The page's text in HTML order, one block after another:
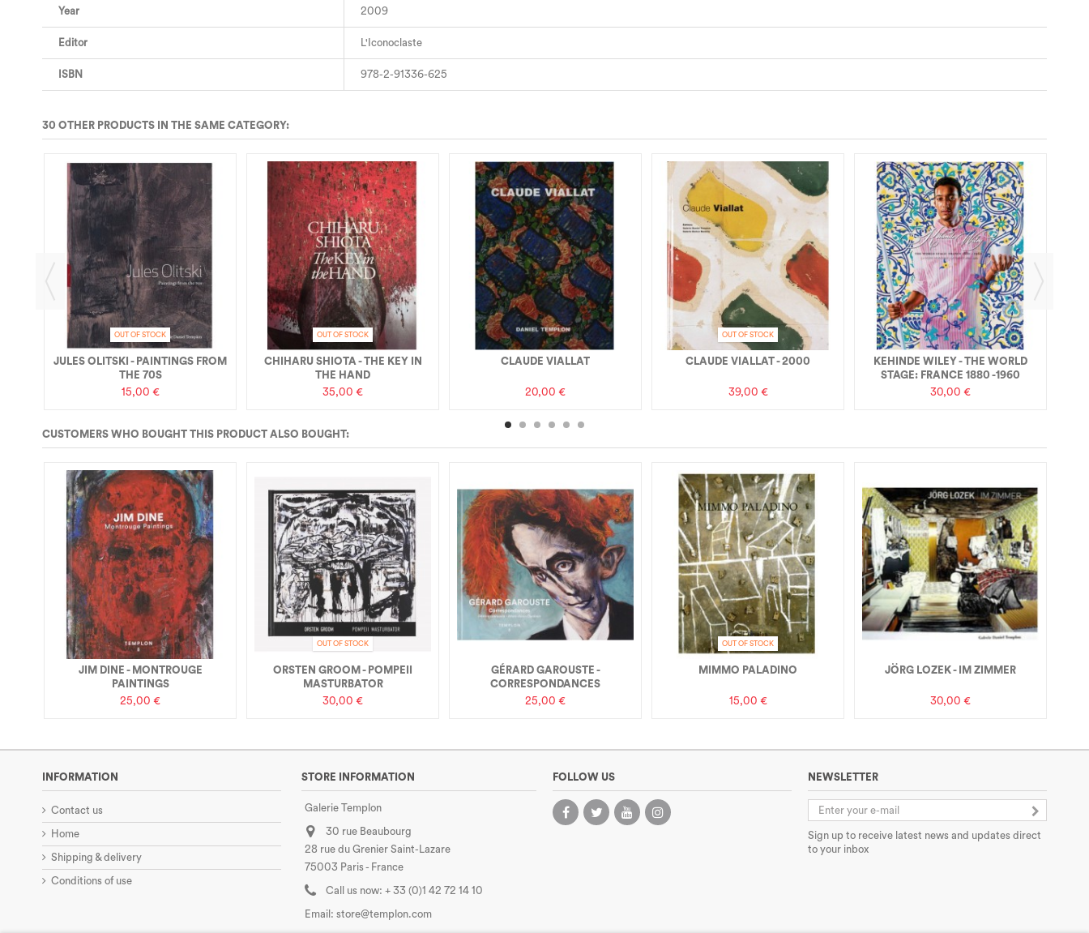
Year 2009
Editor L'Iconoclaste
ISBN 978-2-91336-625
30 OTHER PRODUCTS IN THE SAME CATEGORY:
OUT OF STOCK
JULES OLITSKI - PAINTINGS FROM
THE 70S
15,00 €
OUT OF STOCK
CHIHARU SHIOTA - THE KEY IN
THE HAND
35,00 €
CLAUDE VIALLAT
20,00 €
OUT OF STOCK
CLAUDE VIALLAT - 2000
39,00 €
KEHINDE WILEY - THE WORLD
STAGE: FRANCE 1880 -1960
30,00 €
CUSTOMERS WHO BOUGHT THIS PRODUCT ALSO BOUGHT:
JIM DINE - MONTROUGE
PAINTINGS
25,00 €
OUT OF STOCK
ORSTEN GROOM - POMPEII
MASTURBATOR
30,00 €
GÉRARD GAROUSTE -
CORRESPONDANCES
25,00 €
OUT OF STOCK
MIMMO PALADINO
15,00 €
JÖRG LOZEK - IM ZIMMER
30,00 €
INFORMATION
Contact us
Home
Shipping & delivery
Conditions of use
STORE INFORMATION
Galerie Templon
30 rue Beaubourg
28 rue du Grenier Saint-Lazare
75003 Paris - France
Call us now: + 33 (0)1 42 72 14 10
Email: store@templon.com
FOLLOW US NEWSLETTER
Sign up to receive latest news and updates direct
to your inbox